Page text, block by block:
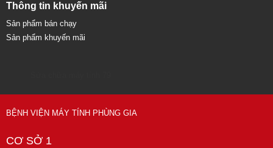
Thông tin khuyến mãi
Sản phẩm bán chạy
Sản phẩm khuyến mãi
BỆNH VIỆN MÁY TÍNH PHÙNG GIA
CƠ SỞ 1